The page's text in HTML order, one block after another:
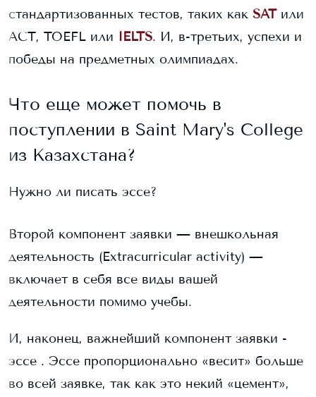
стандартизованных тестов, таких как SAT или
ACT, TOEFL или IELTS. И, в-третьих, успехи и
победы на предметных олимпиадах.
Что еще может помочь в
поступлении в Saint Mary's College
из Казахстана?
Нужно ли писать эссе?
Второй компонент заявки — внешкольная
деятельность (Extracurricular activity) —
включает в себя все виды вашей
деятельности помимо учебы.
И, наконец, важнейший компонент заявки -
эссе . Эссе пропорционально «весит» больше
во всей заявке, так как это некий «цемент»,